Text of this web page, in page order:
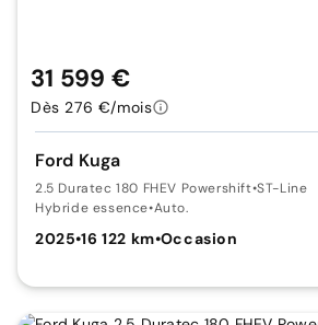
Ford Kuga
2.5 Duratec 180 FHEV Powershift•ST-Line
Hybride essence•Auto.
2025•16 122 km•Occasion
31 599 €
Dès 276 €/mois